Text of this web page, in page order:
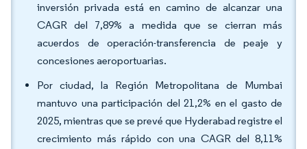
inversión privada está en camino de alcanzar una
CAGR del 7,89% a medida que se cierran más
acuerdos de operación-transferencia de peaje y
concesiones aeroportuarias.
Por ciudad, la Región Metropolitana de Mumbai
mantuvo una participación del 21,2% en el gasto de
2025, mientras que se prevé que Hyderabad registre el
crecimiento más rápido con una CAGR del 8,11%